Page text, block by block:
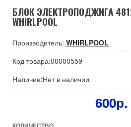
БЛОК ЭЛЕКТРОПОДЖИГА
WHIRLPOOL
Производитель: WHIRLPOOL
Код товара:00000559
Наличие:Нет в наличии
600р.